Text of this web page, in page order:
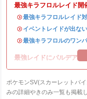
最強キラフロルレイド開
・最強キラフロルレイド
・ イベントレイドが出な
・最強キラフロルのワン
最強レイドにパルデアの
ポケモンSV(スカーレットバ
みの詳細やきのみ一覧も掲載